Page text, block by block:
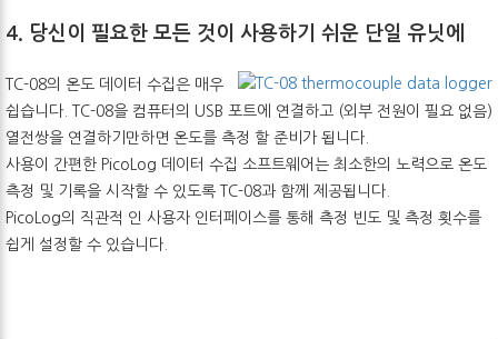
4. 당신이 필요한 모든 것이 사용하기 쉬운 단일 유닛에
TC-08의 온도 데이터 수집은 매우
쉽습니다. TC-08을 컴퓨터의 USB 포트에 연결하고 (외부 전원이 필요 없음)
열전쌍을 연결하기만하면 온도를 측정 할 준비가 됩니다.
사용이 간편한 PicoLog 데이터 수집 소프트웨어는 최소한의 노력으로 온도
측정 및 기록을 시작할 수 있도록 TC-08과 함께 제공됩니다.
PicoLog의 직관적 인 사용자 인터페이스를 통해 측정 빈도 및 측정 횟수를
쉽게 설정할 수 있습니다.